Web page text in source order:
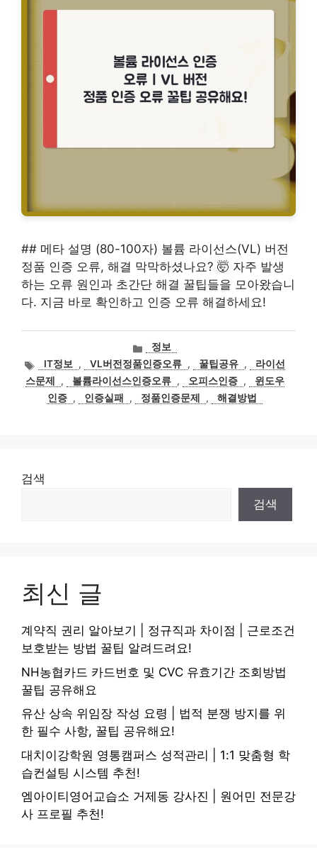
## 메타 설명 (80-100자) 볼륨 라이선스(VL) 버전
정품 인증 오류, 해결 막막하셨나요? 🤯 자주 발생
하는 오류 원인과 초간단 해결 꿀팁들을 모아왔습니
다. 지금 바로 확인하고 인증 오류 해결하세요!
카
테
고
리
정보
태
그
IT정보 , VL버전정품인증오류 , 꿀팁공유 ,
라이선
스문제
, 볼륨라이선스인증오류 , 오피스인증 ,
윈도우
인증 , 인증실패 , 정품인증문제 , 해결방법
검색
검색
최신 글
계약직 권리 알아보기 | 정규직과 차이점 | 근로조건
보호받는 방법 꿀팁 알려드려요!
NH농협카드 카드번호 및 CVC 유효기간 조회방법
꿀팁 공유해요
유산 상속 위임장 작성 요령 | 법적 분쟁 방지를 위
한 필수 사항, 꿀팁 공유해요!
대치이강학원 영통캠퍼스 성적관리 | 1:1 맞춤형 학
습컨설팅 시스템 추천!
엠아이티영어교습소 거제동 강사진 | 원어민 전문강
사 프로필 추천!